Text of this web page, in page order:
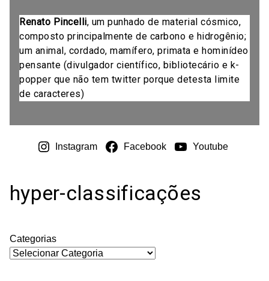
Renato Pincelli, um punhado de material cósmico,
composto principalmente de carbono e hidrogênio;
um animal, cordado, mamífero, primata e hominídeo
pensante (divulgador científico, bibliotecário e k-
popper que não tem twitter porque detesta limite
de caracteres)
Instagram Facebook Youtube
hyper-classificações
Categorias